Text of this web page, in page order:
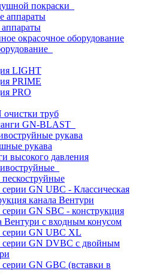
покраски
аппараты
окрасочное оборудование
LIGHT
PRIME
PRO
труб
GN-BLAST
рукава
рукава
высокого давления
GN UBC - Классическая
канала Вентури
GN SBC - конструкция
Вентури c входным конусом
серии GN UBC XL
серии GN DVBC с двойным
GN GBC (вставки в